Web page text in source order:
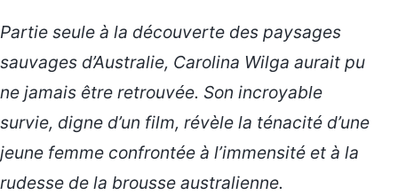
Partie seule à la découverte des paysages
sauvages d’Australie, Carolina Wilga aurait pu
ne jamais être retrouvée. Son incroyable
survie, digne d’un film, révèle la ténacité d’une
jeune femme confrontée à l’immensité et à la
rudesse de la brousse australienne.